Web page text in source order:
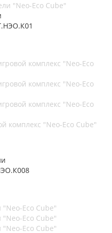
"Neo-Eco Cube"
комплекс "Neo-Eco Cube"